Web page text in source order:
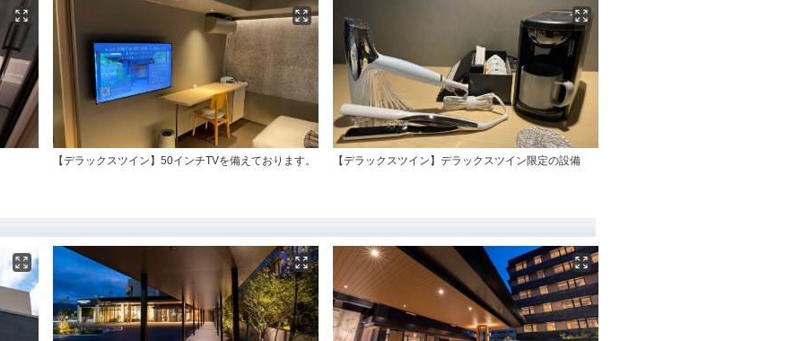
【デラックスツイン】50インチTVを備えております。 【デラックスツイン】デラックスツイン限定の設備